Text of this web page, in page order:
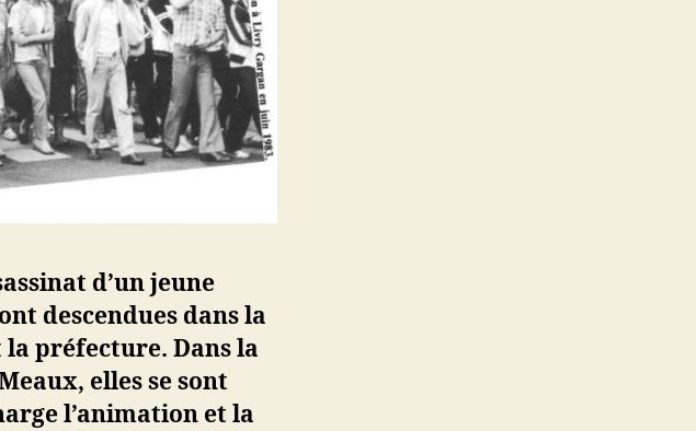
d’un jeune
descendues dans la
préfecture. Dans la
elles se sont
l’animation et la